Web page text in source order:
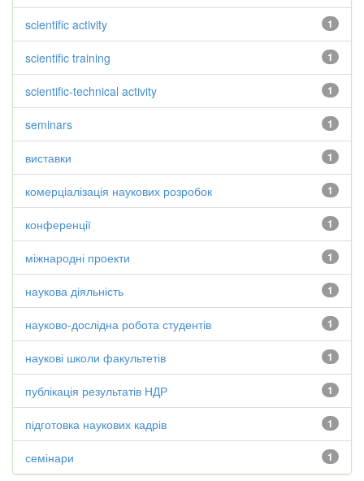
1
scientific activity
1
scientific training
1
scientific-technical activity
1
seminars
1
виставки
1
комерціалізація наукових розробок
1
конференції
1
міжнародні проекти
1
наукова діяльність
1
науково-дослідна робота студентів
1
наукові школи факультетів
1
публікація результатів НДР
1
підготовка наукових кадрів
1
семінари